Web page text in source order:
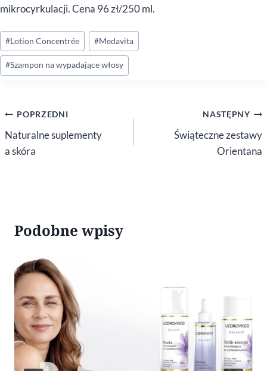
mikrocyrkulacji. Cena 96 zł/250 ml.
Tagi
wpisu:
#Lotion Concentrée #Medavita
#Szampon na wypadające włosy
Nawigacja
wpisu
POPRZEDNI
Naturalne suplementy
a skóra
NASTĘPNY
Świąteczne zestawy
Orientana
Podobne wpisy